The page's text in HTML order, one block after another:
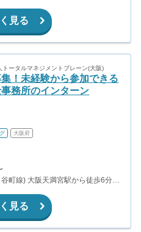
本線）
見る
トータルマネジメントブレーン(大阪)
！未経験から参加できる
務所のインターン
大阪府
町線) 大阪天満宮駅から徒歩6分
見る